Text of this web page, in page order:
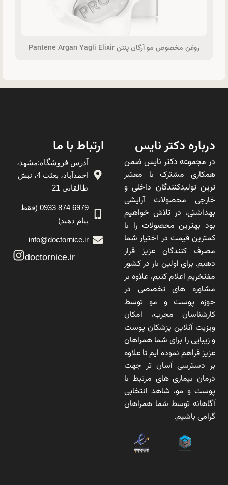
روغن مخصوص مو آرگان پنتن Pantene Argan Yagli Elixir
درباره دکتر نایس
در مجموعه دکتر نایس ضمن
همکاری مشترک با معتبر
ترین تولیدکنندگان داخلی و
خارجی محصولات آرایشی
بهداشتی، در تلاش خواهیم
بود بهترین محصولات را با
کمترین قیمت در اختیار شما
مصرف کنندگان عزیز قرار
دهیم. برای اولین بار در کشور
مفتخریم اعلام کنیم، علاوه بر
مشاوره های تخصصی در
حوزه پوست و مو توسط
کارشناسان مجرب، امکان
ویزیت آنلاین پزشکان پوست
و زیبایی را برای شما همراهان
عزیز فراهم نموده ایم تا علاوه
بر دسترسی آسان تر جهت
درمان بیماری های مرتبط با
پوست و مو، شاهد انتخابی
آگاهانه توسط شما همراهان
گرامی باشیم.
ارتباط با ما
آدرس فروشگاه:مشهد،
احمدآباد، بعثت 4، نبش
طالقانی 21
6979 874 0933 (فقط
پیام دهید)
info@doctornice.ir
doctornice.ir